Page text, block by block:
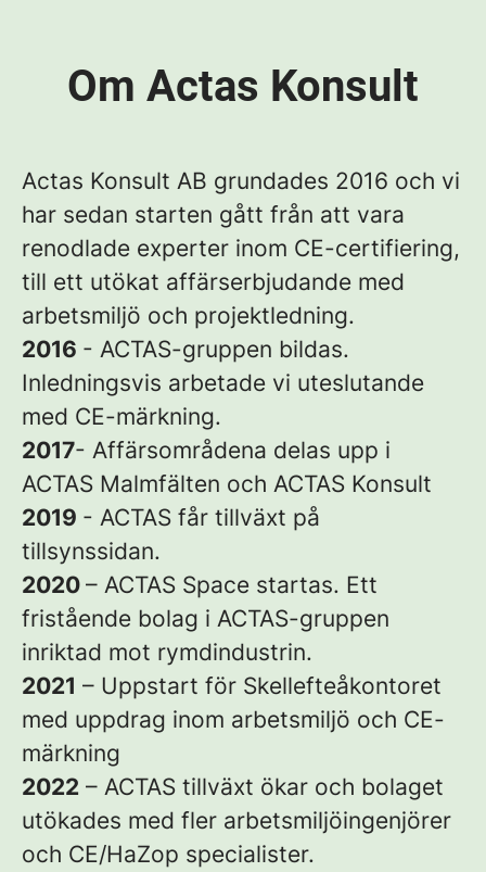
Om Actas Konsult
Actas Konsult AB grundades 2016 och vi
har sedan starten gått från att vara
renodlade experter inom CE-certifiering,
till ett utökat affärserbjudande med
arbetsmiljö och projektledning.
2016 - ACTAS-gruppen bildas.
Inledningsvis arbetade vi uteslutande
med CE-märkning.
2017- Affärsområdena delas upp i
ACTAS Malmfälten och ACTAS Konsult
2019 - ACTAS får tillväxt på
tillsynssidan.
2020 – ACTAS Space startas. Ett
fristående bolag i ACTAS-gruppen
inriktad mot rymdindustrin.
2021 – Uppstart för Skellefteåkontoret
med uppdrag inom arbetsmiljö och CE-
märkning
2022 – ACTAS tillväxt ökar och bolaget
utökades med fler arbetsmiljöingenjörer
och CE/HaZop specialister.